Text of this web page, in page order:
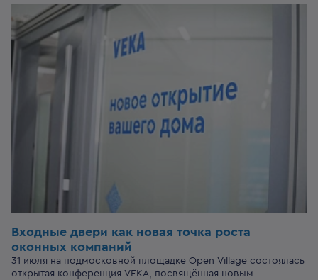
Входные двери как новая точка роста
оконных компаний
31 июля на подмосковной площадке Open Village состоялась
открытая конференция VEKA, посвящённая новым